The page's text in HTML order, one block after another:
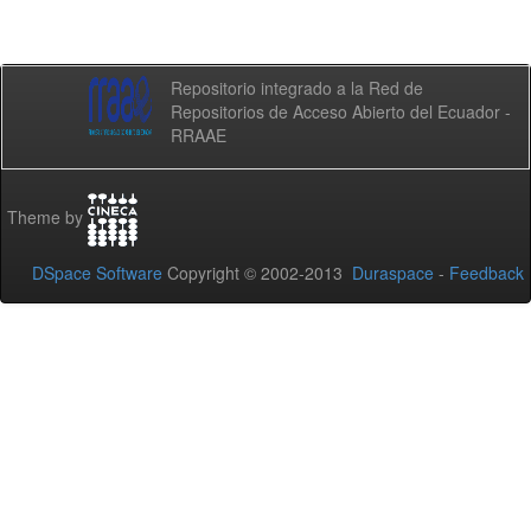
Repositorio integrado a la Red de
Repositorios de Acceso Abierto del Ecuador -
RRAAE
Theme by
DSpace Software Copyright © 2002-2013 Duraspace - Feedback